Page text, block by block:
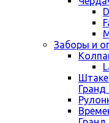
Заборы и
Гранд